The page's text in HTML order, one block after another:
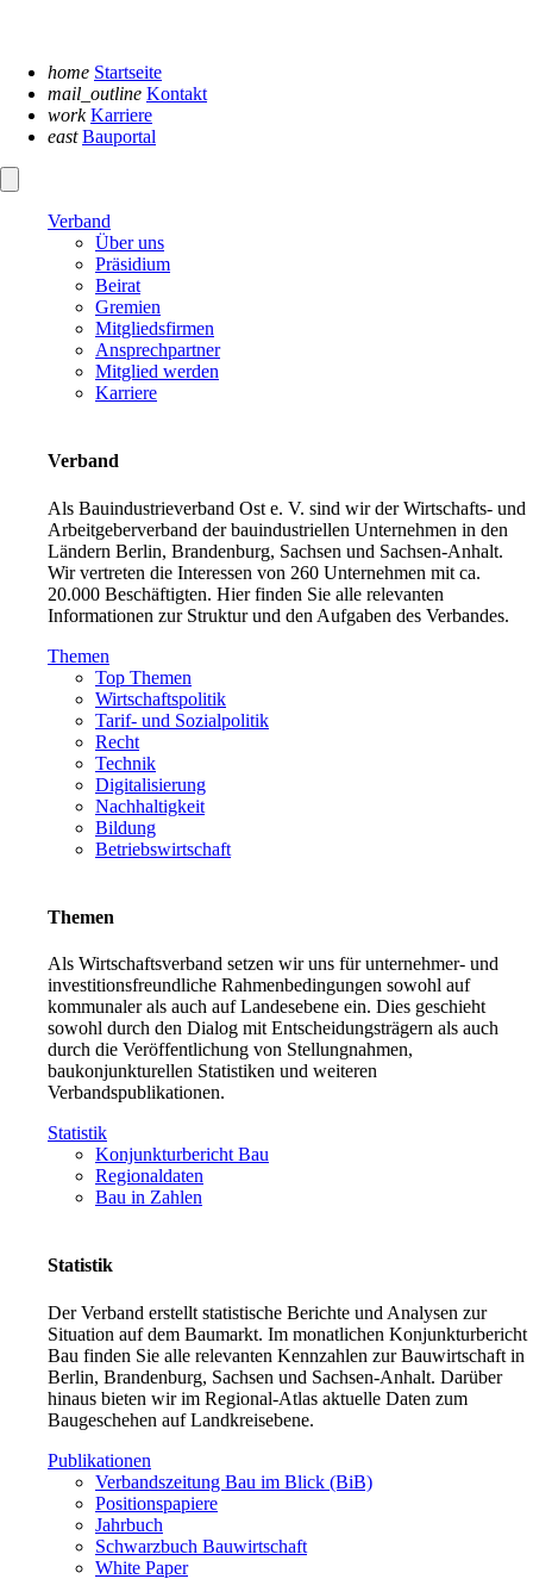
home Startseite
mail_outline Kontakt
work Karriere
east Bauportal
Verband
Über uns
Präsidium
Beirat
Gremien
Mitgliedsfirmen
Ansprechpartner
Mitglied werden
Karriere
Verband
Als Bauindustrieverband Ost e. V. sind wir der Wirtschafts- und
Arbeitgeberverband der bauindustriellen Unternehmen in den
Ländern Berlin, Brandenburg, Sachsen und Sachsen-Anhalt.
Wir vertreten die Interessen von 260 Unternehmen mit ca.
20.000 Beschäftigten. Hier finden Sie alle relevanten
Informationen zur Struktur und den Aufgaben des Verbandes.
Themen
Top Themen
Wirtschaftspolitik
Tarif- und Sozialpolitik
Recht
Technik
Digitalisierung
Nachhaltigkeit
Bildung
Betriebswirtschaft
Themen
Als Wirtschaftsverband setzen wir uns für unternehmer- und
investitionsfreundliche Rahmenbedingungen sowohl auf
kommunaler als auch auf Landesebene ein. Dies geschieht
sowohl durch den Dialog mit Entscheidungsträgern als auch
durch die Veröffentlichung von Stellungnahmen,
baukonjunkturellen Statistiken und weiteren
Verbandspublikationen.
Statistik
Konjunkturbericht Bau
Regionaldaten
Bau in Zahlen
Statistik
Der Verband erstellt statistische Berichte und Analysen zur
Situation auf dem Baumarkt. Im monatlichen Konjunkturbericht
Bau finden Sie alle relevanten Kennzahlen zur Bauwirtschaft in
Berlin, Brandenburg, Sachsen und Sachsen-Anhalt. Darüber
hinaus bieten wir im Regional-Atlas aktuelle Daten zum
Baugeschehen auf Landkreisebene.
Publikationen
Verbandszeitung Bau im Blick (BiB)
Positionspapiere
Jahrbuch
Schwarzbuch Bauwirtschaft
White Paper